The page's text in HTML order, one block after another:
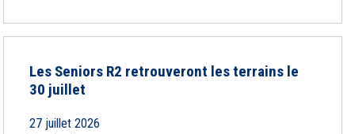
Les Seniors R2 retrouveront les terrains le
30 juillet
27 juillet 2026